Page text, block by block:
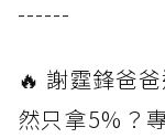
------
🔥 謝霆鋒爸
然只拿5%？